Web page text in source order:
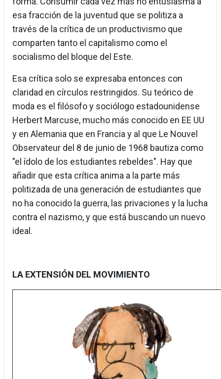
esa fracción de la juventud que se politiza a
través de la crítica de un productivismo que
comparten tanto el capitalismo como el
socialismo del bloque del Este.
Esa crítica solo se expresaba entonces con
claridad en círculos restringidos. Su teórico de
moda es el filósofo y sociólogo estadounidense
Herbert Marcuse, mucho más conocido en EE UU
y en Alemania que en Francia y al que Le Nouvel
Observateur del 8 de junio de 1968 bautiza como
"el ídolo de los estudiantes rebeldes". Hay que
añadir que esta crítica anima a la parte más
politizada de una generación de estudiantes que
no ha conocido la guerra, las privaciones y la lucha
contra el nazismo, y que está buscando un nuevo
ideal.
LA EXTENSIÓN DEL MOVIMIENTO